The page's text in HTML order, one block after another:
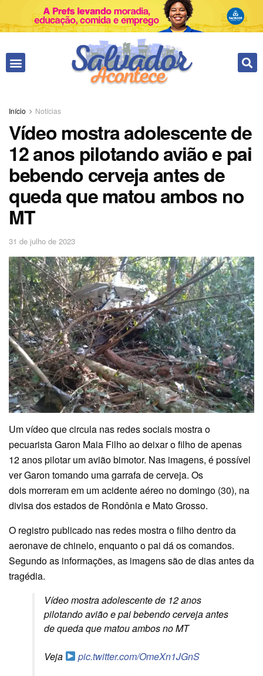
Início Notícias
Vídeo mostra adolescente de
12 anos pilotando avião e pai
bebendo cerveja antes de
queda que matou ambos no
MT
31 de julho de 2023
Um vídeo que circula nas redes sociais mostra o
pecuarista Garon Maia Filho ao deixar o filho de apenas
12 anos pilotar um avião bimotor. Nas imagens, é possível
ver Garon tomando uma garrafa de cerveja. Os
dois morreram em um acidente aéreo no domingo (30), na
divisa dos estados de Rondônia e Mato Grosso.
O registro publicado nas redes mostra o filho dentro da
aeronave de chinelo, enquanto o pai dá os comandos.
Segundo as informações, as imagens são de dias antes da
tragédia.
Vídeo mostra adolescente de 12 anos
pilotando avião e pai bebendo cerveja antes
de queda que matou ambos no MT
Veja
pic.twitter.com/OmeXn1JGnS